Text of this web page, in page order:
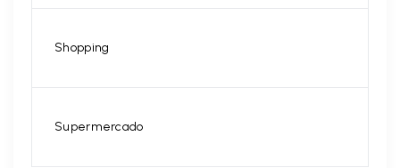
Shopping
Supermercado